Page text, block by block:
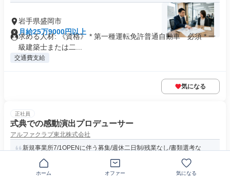
岩手県盛岡市
月給25万9000円以上
求める人材: 《資格》 * 第一種運転免許普通自動車 必須 * 一
級建築士または二...
交通費支給
気になる
正社員
式典での感動演出プロデューサー
アルファクラブ東北株式会社
新規事業所7/1OPENに伴う募集/週休二日制/残業なし/書類選考な
し/GW・夏季・年末年...
ホーム オファー 気になる